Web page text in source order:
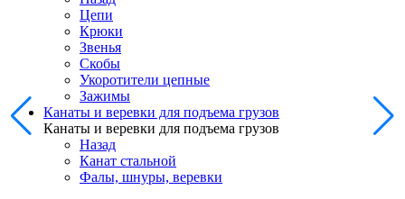
Цепи
Крюки
Звенья
Скобы
Укоротители цепные
Зажимы
Канаты и веревки для подъема грузов
Канаты и веревки для подъема грузов
Назад
Канат стальной
Фалы, шнуры, веревки